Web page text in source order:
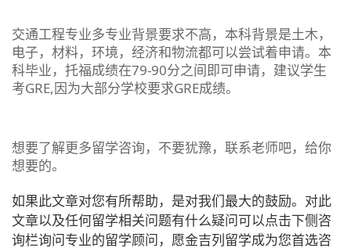
交通工程专业多专业背景要求不高，本科背景是土木，
电子，材料，环境，经济和物流都可以尝试着申请。本
科毕业，托福成绩在79-90分之间即可申请，建议学生
考GRE,因为大部分学校要求GRE成绩。
想要了解更多留学咨询，不要犹豫，联系老师吧，给你
想要的。
如果此文章对您有所帮助，是对我们最大的鼓励。对此
文章以及任何留学相关问题有什么疑问可以点击下侧咨
询栏询问专业的留学顾问，愿金吉列留学成为您首选咨